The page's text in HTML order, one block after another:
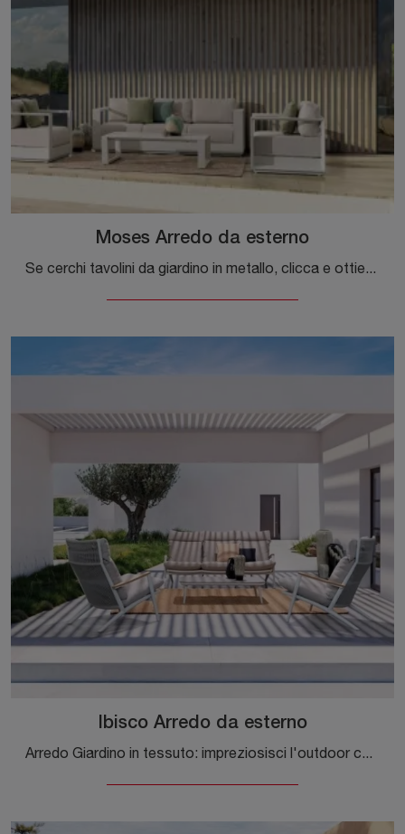
Moses Arredo da esterno
Se cerchi tavolini da giardino in metallo, clicca e ottieni informazioni sul modello Moses Arredo da esterno della firma Bizzotto.
Ibisco Arredo da esterno
Arredo Giardino in tessuto: impreziosisci l'outdoor con tante opzioni di tavolini da giardino del brand Bizzotto.